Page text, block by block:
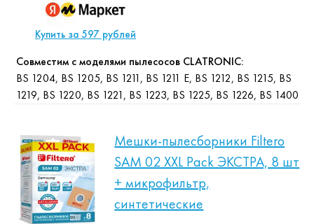
Купить за 597 рублей
Совместим с моделями пылесосов CLATRONIC:
BS 1204, BS 1205, BS 1211, BS 1211 E, BS 1212, BS 1215, BS
1219, BS 1220, BS 1221, BS 1223, BS 1225, BS 1226, BS 1400
Мешки-пылесборники Filtero
SAM 02 XXL Pack ЭКСТРА, 8 шт
+ микрофильтр,
синтетические